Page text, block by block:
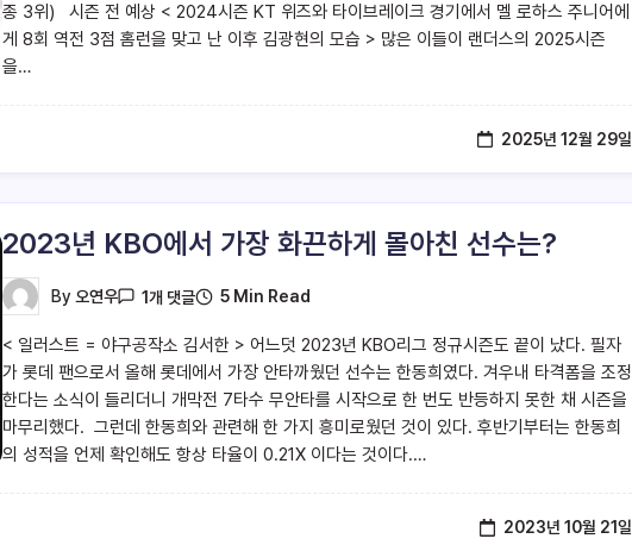
종 3위) 시즌 전 예상 < 2024시즌 KT 위즈와 타이브레이크 경기에서 멜 로하스 주니어에
게 8회 역전 3점 홈런을 맞고 난 이후 김광현의 모습 > 많은 이들이 랜더스의 2025시즌
을…
2025년 12월 29일
2023년 KBO에서 가장 화끈하게 몰아친 선수는?
By 오연우 1개 댓글 5 Min Read
< 일러스트 = 야구공작소 김서한 > 어느덧 2023년 KBO리그 정규시즌도 끝이 났다. 필자
가 롯데 팬으로서 올해 롯데에서 가장 안타까웠던 선수는 한동희였다. 겨우내 타격폼을 조정
한다는 소식이 들리더니 개막전 7타수 무안타를 시작으로 한 번도 반등하지 못한 채 시즌을
마무리했다. 그런데 한동희와 관련해 한 가지 흥미로웠던 것이 있다. 후반기부터는 한동희
의 성적을 언제 확인해도 항상 타율이 0.21X 이다는 것이다.…
2023년 10월 21일